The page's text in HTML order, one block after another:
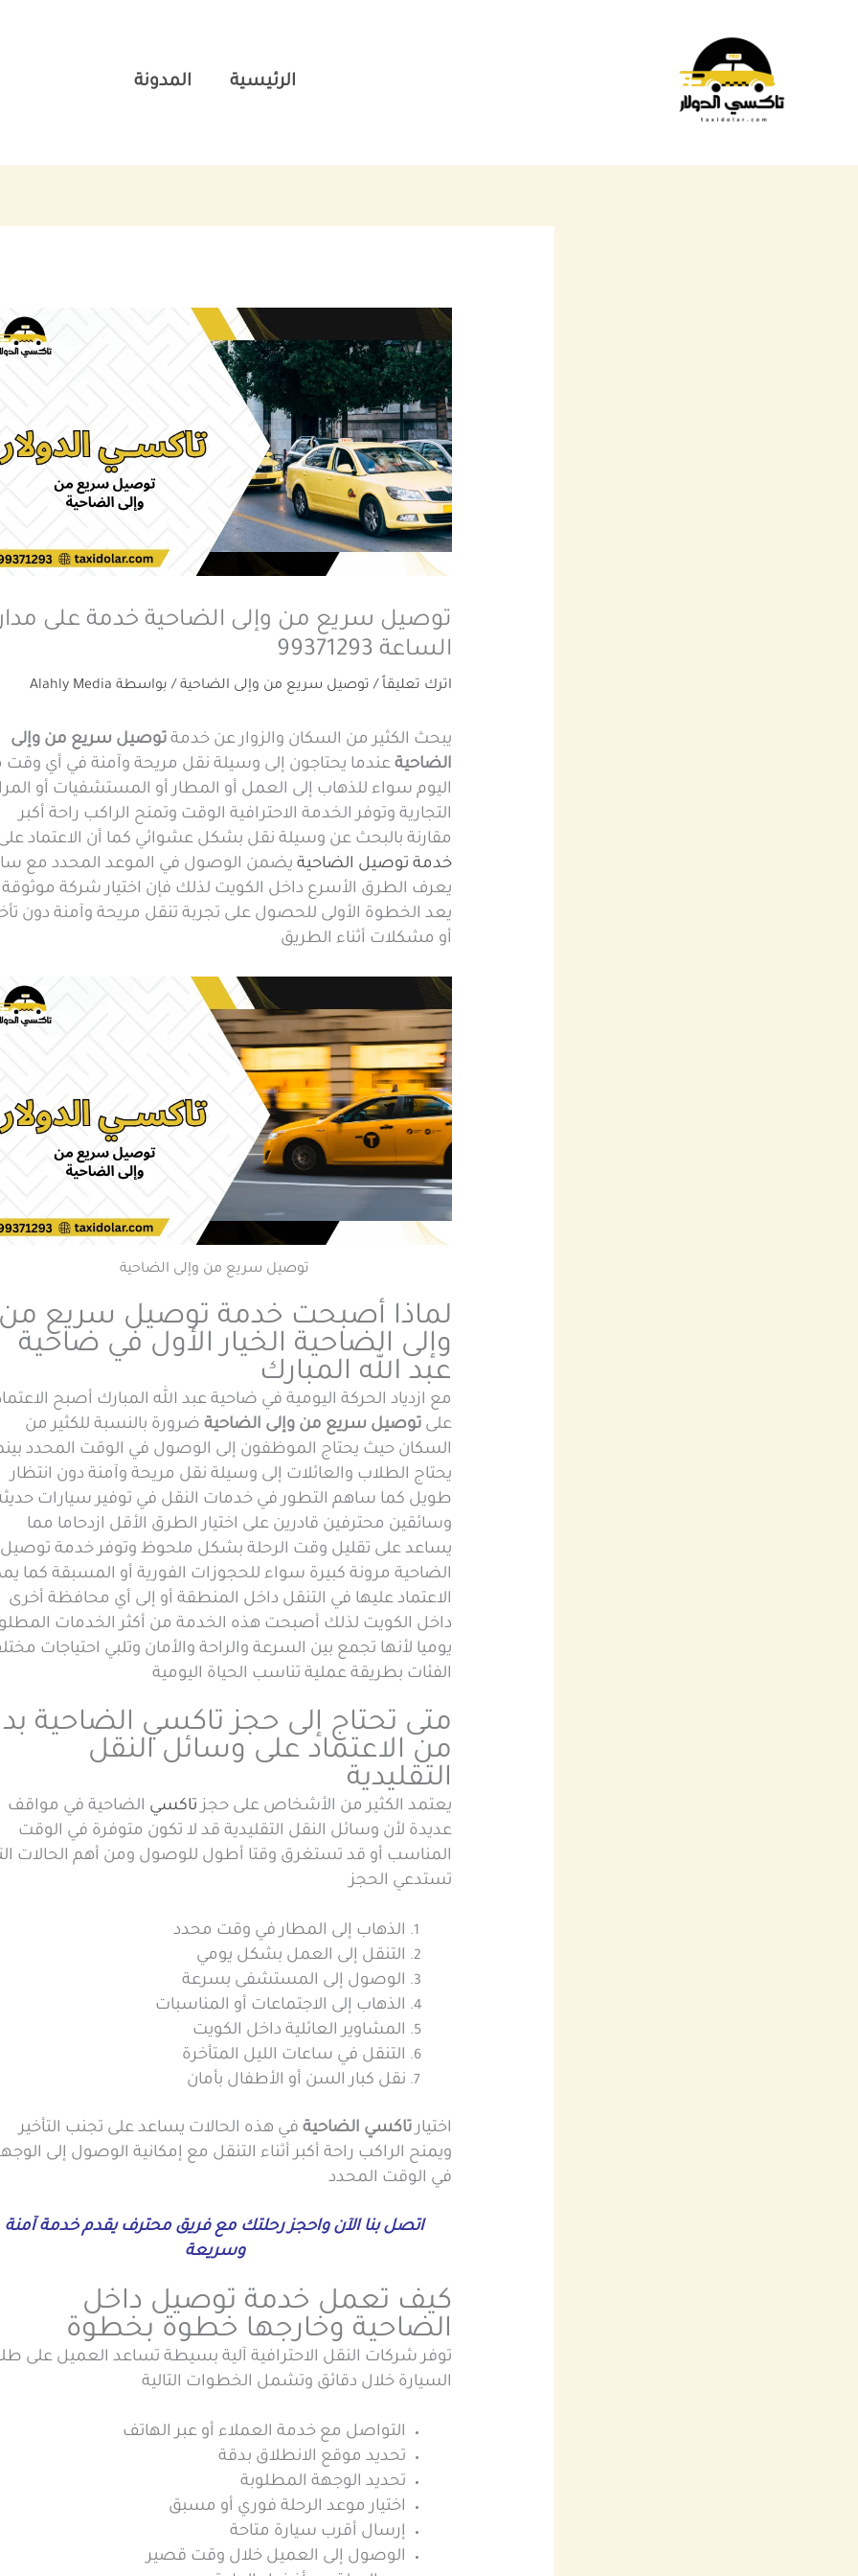
الرئيسية المدونة
توصيل سريع من وإلى الضاحية خدمة على
الساعة 99371293
اترك تعليقاً / توصيل سريع من وإلى الضاحية/ بواسطة Alahly Media
يبحث الكثير من السكان والزوار عن خدمة توصيل سريع من وإلى
الضاحيةعندما يحتاجون إلى وسيلة نقل مريحة وآمنة في أي
اليوم سواء للذهاب إلى العمل أو المطار أو المستشفيات أو
التجارية وتوفر الخدمة الاحترافية الوقت وتمنح الراكب راحة أكبر
مقارنة بالبحث عن وسيلة نقل بشكل عشوائي كما أن الاعتماد
خدمة توصيل الضاحيةيضمن الوصول في الموعد المحدد مع
يعرف الطرق الأسرع داخل الكويت لذلك فإن اختيار شركة موثوقة
يعد الخطوة الأولى للحصول على تجربة تنقل مريحة وآمنة دون
أو مشكلات أثناء الطريق
توصيل سريع من وإلى الضاحية
لماذا أصبحت خدمة توصيل سريع
وإلى الضاحية الخيار الأول في ضاحية
عبد الله المبارك
مع ازدياد الحركة اليومية في ضاحية عبد الله المبارك أصبح
على توصيل سريع من وإلى الضاحيةضرورة بالنسبة للكثير من
السكان حيث يحتاج الموظفون إلى الوصول في الوقت المحدد
يحتاج الطلاب والعائلات إلى وسيلة نقل مريحة وآمنة دون انتظار
طويل كما ساهم التطور في خدمات النقل في توفير سيارات
وسائقين محترفين قادرين على اختيار الطرق الأقل ازدحاما مما
يساعد على تقليل وقت الرحلة بشكل ملحوظ وتوفر خدمة توصيل
الضاحية مرونة كبيرة سواء للحجوزات الفورية أو المسبقة كما
الاعتماد عليها في التنقل داخل المنطقة أو إلى أي محافظة أخرى
داخل الكويت لذلك أصبحت هذه الخدمة من أكثر الخدمات
يوميا لأنها تجمع بين السرعة والراحة والأمان وتلبي احتياجات
الفئات بطريقة عملية تناسب الحياة اليومية
متى تحتاج إلى حجز تاكسي الضاحية
من الاعتماد على وسائل النقل
التقليدية
يعتمد الكثير من الأشخاص على حجزتاكسي الضاحية في مواقف
عديدة لأن وسائل النقل التقليدية قد لا تكون متوفرة في الوقت
المناسب أو قد تستغرق وقتا أطول للوصول ومن أهم الحالات
تستدعي الحجز
الذهاب إلى المطار في وقت محدد
التنقل إلى العمل بشكل يومي
الوصول إلى المستشفى بسرعة
الذهاب إلى الاجتماعات أو المناسبات
المشاوير العائلية داخل الكويت
التنقل في ساعات الليل المتأخرة
نقل كبار السن أو الأطفال بأمان
اختيار تاكسي الضاحيةفي هذه الحالات يساعد على تجنب التأخير
ويمنح الراكب راحة أكبر أثناء التنقل مع إمكانية الوصول إلى
في الوقت المحدد
اتصل بنا الآن واحجز رحلتك مع فريق محترف يقدم خدمة آمنة
وسريعة
كيف تعمل خدمة توصيل داخل
الضاحية وخارجها خطوة بخطوة
توفر شركات النقل الاحترافية آلية بسيطة تساعد العميل على
السيارة خلال دقائق وتشمل الخطوات التالية
التواصل مع خدمة العملاء أو عبر الهاتف
تحديد موقع الانطلاق بدقة
تحديد الوجهة المطلوبة
اختيار موعد الرحلة فوري أو مسبق
إرسال أقرب سيارة متاحة
الوصول إلى العميل خلال وقت قصير